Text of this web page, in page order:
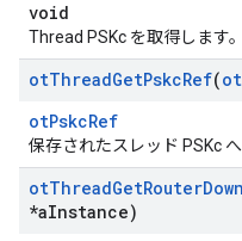
void
Thread PSKc を取得します。
otThreadGetPskcRef(ot
otPskcRef
保存されたスレッド PSKc
otThreadGetRouter
*aInstance)